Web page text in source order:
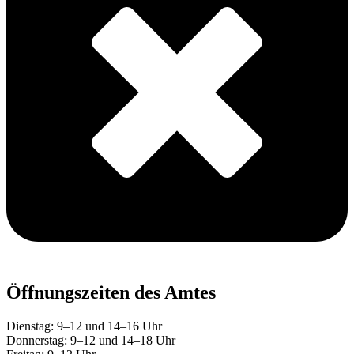
Öffnungszeiten des Amtes
Dienstag: 9–12 und 14–16 Uhr
Donnerstag: 9–12 und 14–18 Uhr